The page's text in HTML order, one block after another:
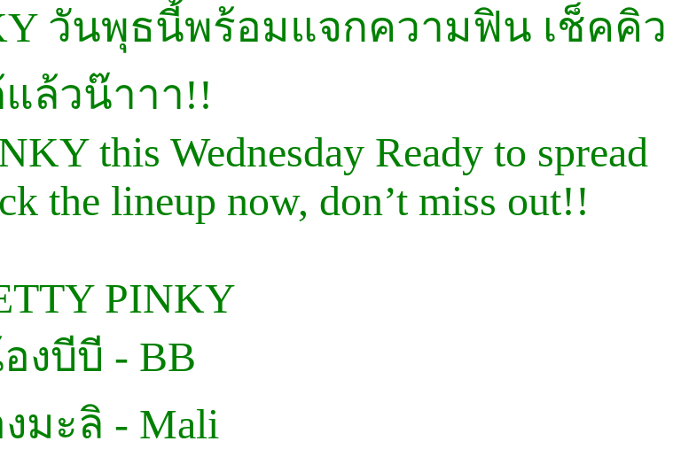
วันพุธนี้พร้อมแจกความฟิน เช็คคิว
ล้วน๊าาา!!
this Wednesday Ready to spread
the lineup now, don’t miss out!!
PINKY
งบีบี - BB
มะลิ - Mali